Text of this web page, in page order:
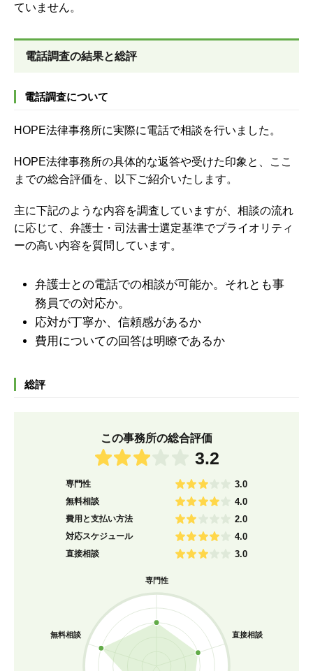
ていません。
電話調査の結果と総評
電話調査について
HOPE法律事務所に実際に電話で相談を行いました。
HOPE法律事務所の具体的な返答や受けた印象と、ここ
までの総合評価を、以下ご紹介いたします。
主に下記のような内容を調査していますが、 相談の流れ
に応じて、弁護士・司法書士選定基準でプライオリティ
ーの高い内容を質問しています。
弁護士との電話での相談が可能か。それとも事
務員での対応か。
応対が丁寧か、信頼感があるか
費用についての回答は明瞭であるか
総評
この事務所の総合評価
3.2
専門性 3.0
無料相談 4.0
費用と支払い方法 2.0
対応スケジュール 4.0
直接相談 3.0
専門性
直接相談
無料相談